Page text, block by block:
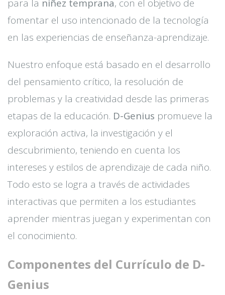
para la niñez temprana, con el objetivo de
fomentar el uso intencionado de la tecnología
en las experiencias de enseñanza-aprendizaje.
Nuestro enfoque está basado en el desarrollo
del pensamiento crítico, la resolución de
problemas y la creatividad desde las primeras
etapas de la educación. D-Genius promueve la
exploración activa, la investigación y el
descubrimiento, teniendo en cuenta los
intereses y estilos de aprendizaje de cada niño.
Todo esto se logra a través de actividades
interactivas que permiten a los estudiantes
aprender mientras juegan y experimentan con
el conocimiento.
Componentes del Currículo de D-
Genius